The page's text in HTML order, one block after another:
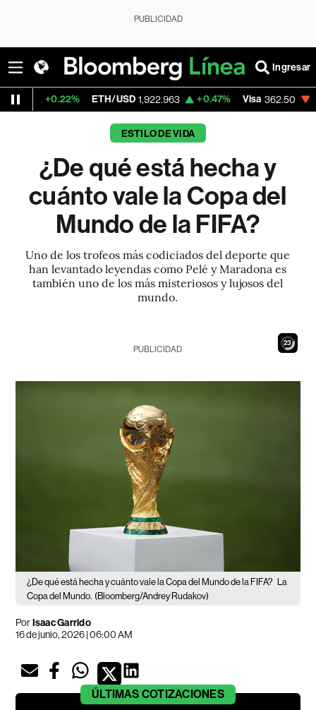
PUBLICIDAD
Ingresar
ETH/USD 1,922.963 +0.47% Visa 362.50 -2.15%
ESTILO DE VIDA
¿De qué está hecha y
cuánto vale la Copa del
Mundo de la FIFA?
Uno de los trofeos más codiciados del deporte que
han levantado leyendas como Pelé y Maradona es
también uno de los más misteriosos y lujosos del
mundo.
21
PUBLICIDAD
¿De qué está hecha y cuánto vale la Copa del Mundo de la FIFA? La
Copa del Mundo. (Bloomberg/Andrey Rudakov)
PorIsaac Garrido
16 de junio, 2026 | 06:00 AM
ÚLTIMAS COTIZACIONES